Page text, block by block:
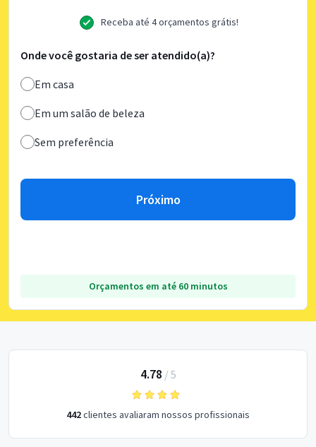
Receba até 4 orçamentos grátis!
Onde você gostaria de ser atendido(a)?
Em casa
Em um salão de beleza
Sem preferência
Próximo
Orçamentos em até 60 minutos
4.78 / 5
442clientes avaliaram nossos profissionais